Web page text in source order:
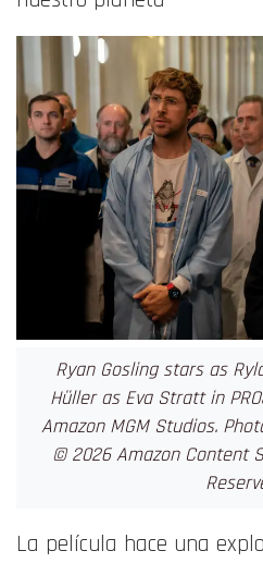
Ryan Gosling stars as
Hüller as Eva Stratt in
Amazon MGM Studios.
© 2026 Amazon Content
La película hace una